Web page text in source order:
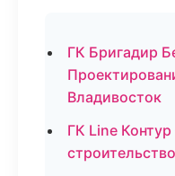
ГК Бригадир
Владивосток
ГК Line